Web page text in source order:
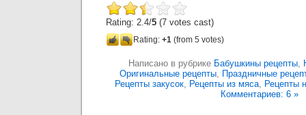
Rating: 2.4/5 (7 votes cast)
Rating: +1 (from 5 votes)
Написано в рубрике Бабушкины рецепты,
Оригинальные рецепты, Праздничные
Рецепты закусок, Рецепты из мяса, Рецепты
Комментариев: 6 »